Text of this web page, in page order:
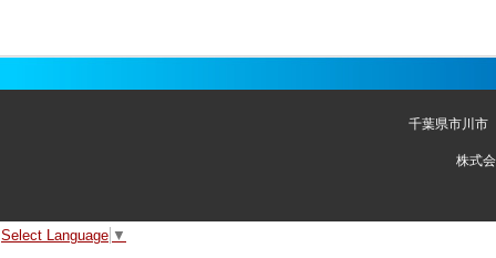
千葉県市川市
株式
Select Language ▼